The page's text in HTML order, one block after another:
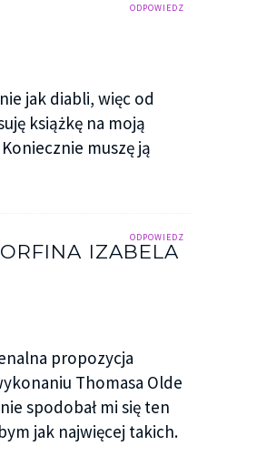
ODPOWIEDZ
jak diabli, więc od
książkę na moją
muszę ją
ODPOWIEDZ
IZABELA
propozycja
Thomasa Olde
spodobał mi się ten
jak najwięcej takich.